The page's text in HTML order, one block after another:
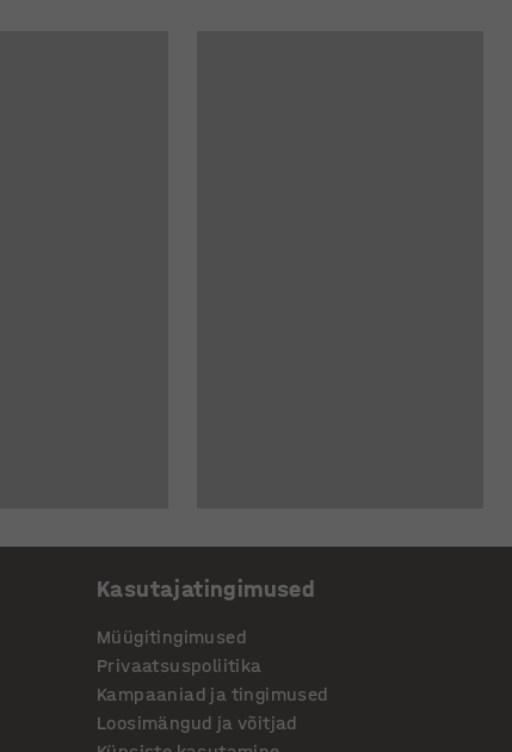
Kasutajatingimused
Müügitingimused
Privaatsuspoliitika
Kampaaniad ja tingimused
Loosimängud ja võitjad